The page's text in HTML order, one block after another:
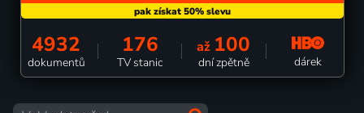
4932
dokumentů
176
TV stanic
až 100
dní zpětně dárek